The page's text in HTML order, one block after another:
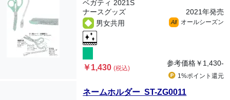
ベガティ 2021S
ナースグッズ
2021年発売
男女共用
All オールシーズン
￥1,430(税込)
参考価格￥1,430-
1%ポイント 還元
ネームホルダー ST-ZG0011